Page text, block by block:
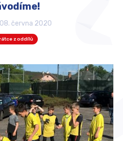
08. června 2020
z oddílů